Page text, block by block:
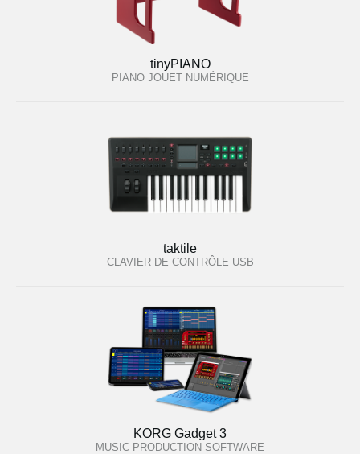
tinyPIANO
PIANO JOUET NUMÉRIQUE
taktile
CLAVIER DE CONTRÔLE USB
KORG Gadget 3
MUSIC PRODUCTION SOFTWARE